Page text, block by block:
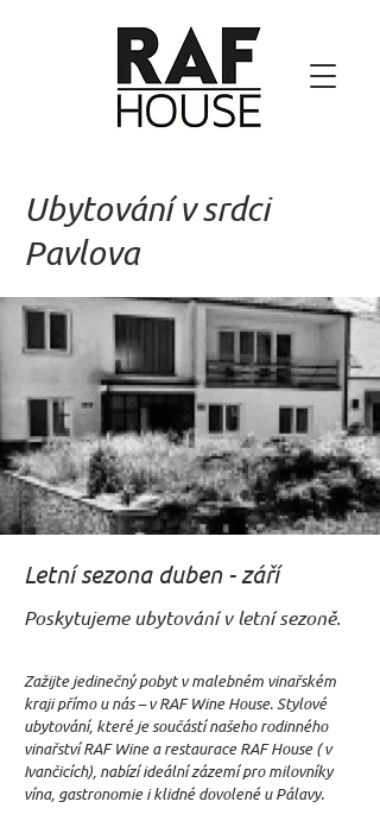
Ubytování v srdci
Pavlova
Letní sezona duben - září
Poskytujeme ubytování v letní sezoně.
Zažijte jedinečný pobyt v malebném vinařském
kraji přímo u nás – v RAF Wine House. Stylové
ubytování, které je součástí našeho rodinného
vinařství RAF Wine a restaurace RAF House ( v
Ivančicích), nabízí ideální zázemí pro milovníky
vína, gastronomie i klidné dovolené u Pálavy.